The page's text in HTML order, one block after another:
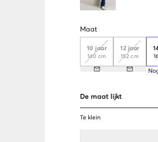
Maat
10 jaar
140 cm
12 jaar
152 cm
De maat lijkt
Te klein